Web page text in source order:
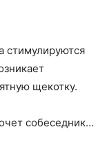
стимулируются
щекотку.
собеседник…